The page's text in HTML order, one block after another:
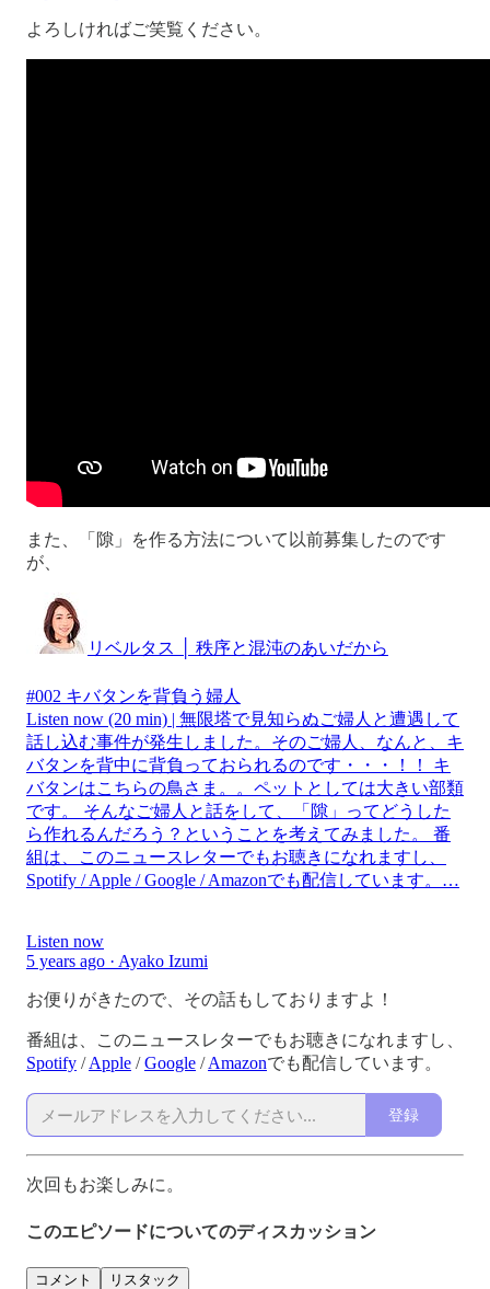
よろしければご笑覧ください。
また、「隙」を作る方法について以前募集したのです
が、
リベルタス │ 秩序と混沌のあいだから
#002 キバタンを背負う婦人
Listen now (20 min) | 無限塔で見知らぬご婦人と遭遇して
話し込む事件が発生しました。そのご婦人、なんと、キ
バタンを背中に背負っておられるのです・・・！！ キ
バタンはこちらの鳥さま。。ペットとしては大きい部類
です。 そんなご婦人と話をして、「隙」ってどうした
ら作れるんだろう？ということを考えてみました。 番
組は、このニュースレターでもお聴きになれますし、
Spotify / Apple / Google / Amazonでも配信しています。…
Listen now
5 years ago · Ayako Izumi
お便りがきたので、その話もしておりますよ！
番組は、このニュースレターでもお聴きになれますし、
Spotify /Apple /Google /Amazonでも配信しています。
登録
次回もお楽しみに。
このエピソードについてのディスカッション
コメント リスタック